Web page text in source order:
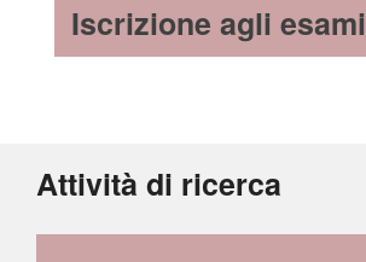
Iscrizione agli esami
Attività di ricerca